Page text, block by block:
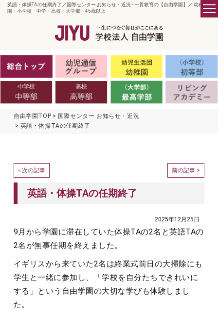
英語・体操TAの任期終了／国際センター お知らせ・近況 - 一貫教育の【自由学園】／ 幼稚
園・小学校・中学・高校・大学部・45歳以上
自由学園TOP
国際センター お知らせ・近況
英語・体操TAの任期終了
< 次の記事 前の記事 >
英語・体操TAの任期終了
2025年12月25日
9月から学園に滞在していた体操TAの2名と英語TAの
2名が無事任期を終えました。
イギリスから来ていた2名は終業式前日の大掃除にも
学生と一緒に参加し、「学校を自分たちできれいに
する」という自由学園の大切な学びも体験しまし
た。